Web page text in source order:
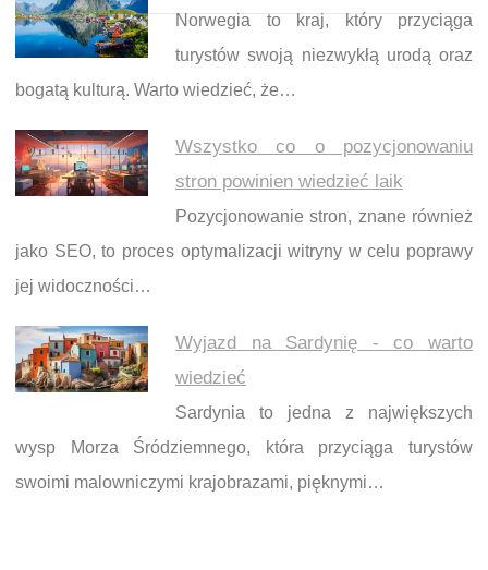
Norwegia to kraj, który przyciąga
turystów swoją niezwykłą urodą oraz
bogatą kulturą. Warto wiedzieć, że…
Wszystko co o pozycjonowaniu
stron powinien wiedzieć laik
Pozycjonowanie stron, znane również
jako SEO, to proces optymalizacji witryny w celu poprawy
jej widoczności…
Wyjazd na Sardynię - co warto
wiedzieć
Sardynia to jedna z największych
wysp Morza Śródziemnego, która przyciąga turystów
swoimi malowniczymi krajobrazami, pięknymi…